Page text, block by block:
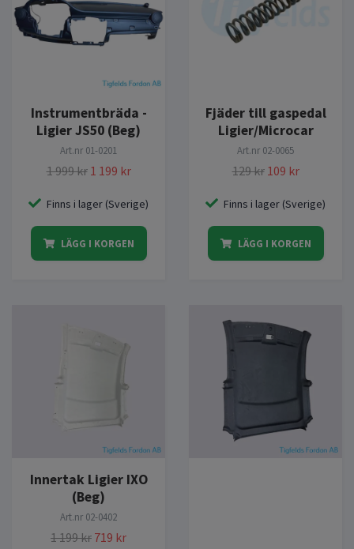
Instrumentbräda -
Ligier JS50 (Beg)
Art.nr 01-0201
1 999 kr 1 199 kr
Finns i lager (Sverige)
LÄGG I KORGEN
Fjäder till gaspedal
Ligier/Microcar
Art.nr 02-0065
129 kr 109 kr
Finns i lager (Sverige)
LÄGG I KORGEN
Innertak Ligier IXO
(Beg)
Art.nr 02-0402
1 199 kr 719 kr